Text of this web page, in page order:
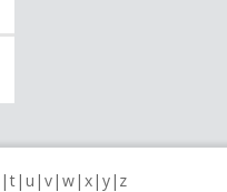
t u v w x y z